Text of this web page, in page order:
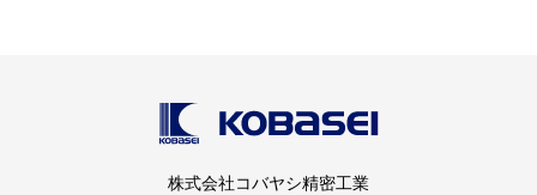
株式会社コバヤシ精密工業